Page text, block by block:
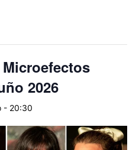
Microefectos
2026
- 20:30